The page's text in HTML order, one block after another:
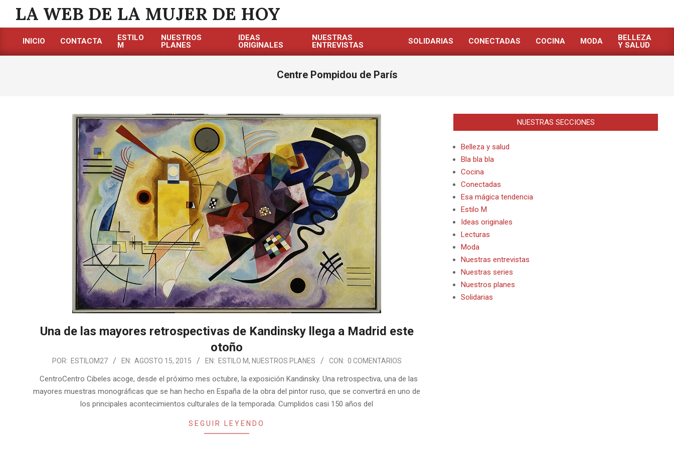
contenido
LA WEB DE LA MUJER DE HOY
INICIO CONTACTA
ESTILO
M
NUESTROS
PLANES
IDEAS
ORIGINALES
NUESTRAS
ENTREVISTAS
SOLIDARIAS CONECTADAS COCINA MODA
BELLEZA
Y SALUD
Centre Pompidou de París
Una de las mayores retrospectivas de Kandinsky llega a Madrid este
otoño
POR: ESTILOM27 EN: AGOSTO 15, 2015 EN: ESTILO M, NUESTROS PLANES CON: 0 COMENTARIOS
CentroCentro Cibeles acoge, desde el próximo mes octubre, la exposición Kandinsky. Una retrospectiva, una de las
mayores muestras monográficas que se han hecho en España de la obra del pintor ruso, que se convertirá en uno de
los principales acontecimientos culturales de la temporada. Cumplidos casi 150 años del
SEGUIR LEYENDO
NUESTRAS SECCIONES
Belleza y salud
Bla bla bla
Cocina
Conectadas
Esa mágica tendencia
Estilo M
Ideas originales
Lecturas
Moda
Nuestras entrevistas
Nuestras series
Nuestros planes
Solidarias